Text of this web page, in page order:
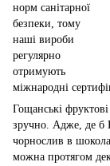
норм санітарної
безпеки, тому
наші вироби
регулярно
отримують
міжнародні
Гощанські
зручно. Адже, де б
чорнослив в
можна протягом